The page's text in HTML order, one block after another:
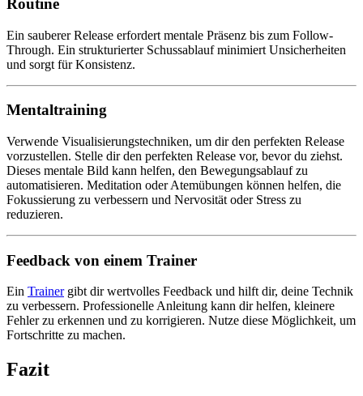
Routine
Ein sauberer Release erfordert mentale Präsenz bis zum Follow-
Through. Ein strukturierter Schussablauf minimiert Unsicherheiten
und sorgt für Konsistenz.
Mentaltraining
Verwende Visualisierungstechniken, um dir den perfekten Release
vorzustellen. Stelle dir den perfekten Release vor, bevor du ziehst.
Dieses mentale Bild kann helfen, den Bewegungsablauf zu
automatisieren. Meditation oder Atemübungen können helfen, die
Fokussierung zu verbessern und Nervosität oder Stress zu
reduzieren.
Feedback von einem Trainer
Ein Trainergibt dir wertvolles Feedback und hilft dir, deine Technik
zu verbessern. Professionelle Anleitung kann dir helfen, kleinere
Fehler zu erkennen und zu korrigieren. Nutze diese Möglichkeit, um
Fortschritte zu machen.
Fazit